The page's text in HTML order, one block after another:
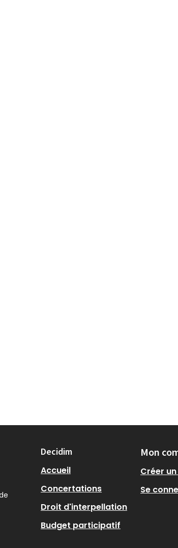
Decidim
Accueil
Concertations
Droit d'interpellation
Budget participatif
Mon
Créer
Se